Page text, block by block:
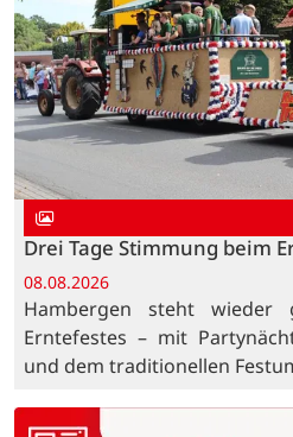
Drei Tage Stimmung beim
08.08.2026
Hambergen steht wieder
Erntefestes – mit
und dem traditionellen